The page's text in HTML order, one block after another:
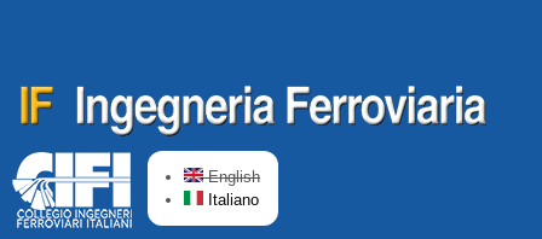
English
Italiano